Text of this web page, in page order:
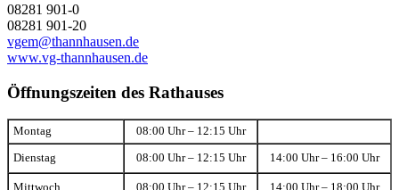
08281 901-0
08281 901-20
vgem@thannhausen.de
www.vg-thannhausen.de
Öffnungszeiten des Rathauses
Montag 08:00 Uhr – 12:15 Uhr
Dienstag 08:00 Uhr – 12:15 Uhr 14:00 Uhr – 16:00 Uhr